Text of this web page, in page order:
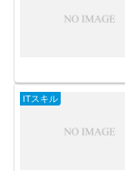
ITスキル